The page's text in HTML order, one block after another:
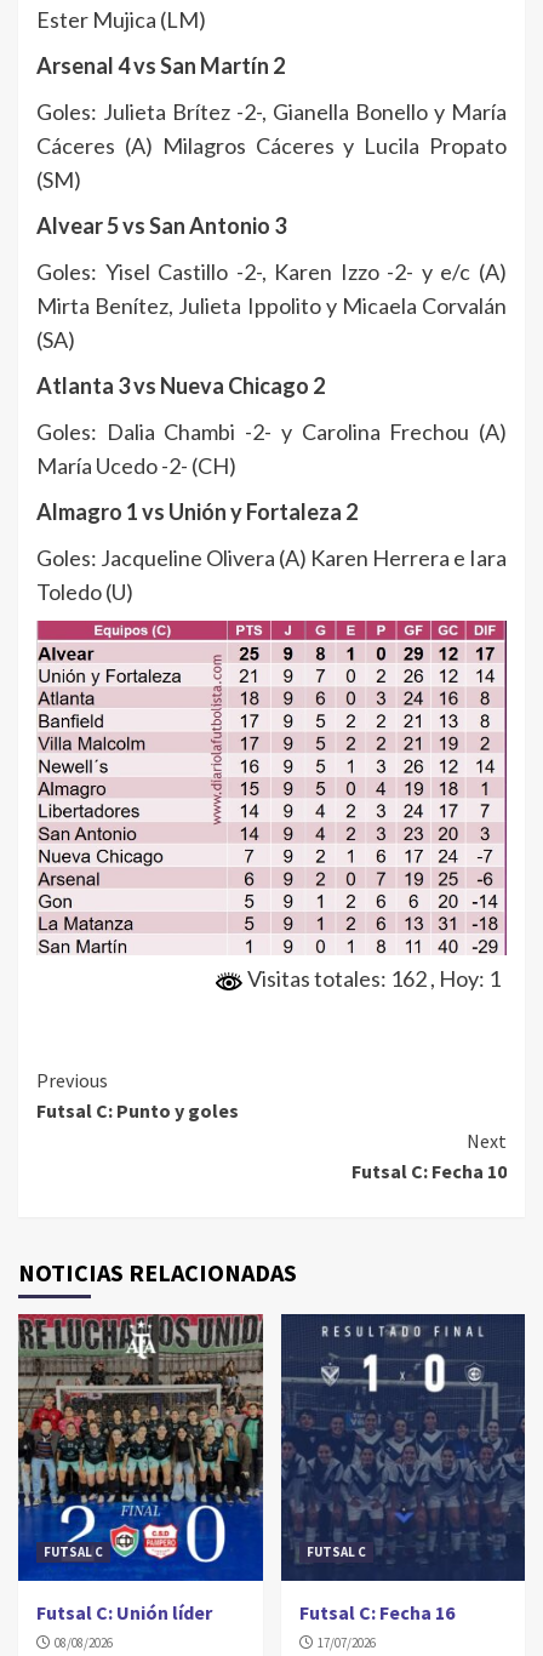
Ester Mujica (LM)
Arsenal 4 vs San Martín 2
Goles: Julieta Brítez -2-, Gianella Bonello y María
Cáceres (A) Milagros Cáceres y Lucila Propato
(SM)
Alvear 5 vs San Antonio 3
Goles: Yisel Castillo -2-, Karen Izzo -2- y e/c (A)
Mirta Benítez, Julieta Ippolito y Micaela Corvalán
(SA)
Atlanta 3 vs Nueva Chicago 2
Goles: Dalia Chambi -2- y Carolina Frechou (A)
María Ucedo -2- (CH)
Almagro 1 vs Unión y Fortaleza 2
Goles: Jacqueline Olivera (A) Karen Herrera e Iara
Toledo (U)
Visitas totales: 162, Hoy: 1
Continue
Reading
Previous
Futsal C: Punto y goles
Next
Futsal C: Fecha 10
NOTICIAS RELACIONADAS
FUTSAL C
Futsal C: Unión líder
08/08/2026
FUTSAL C
Futsal C: Fecha 16
17/07/2026